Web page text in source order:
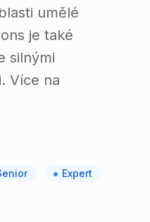
umělé
je také
silnými
Více na
Expert